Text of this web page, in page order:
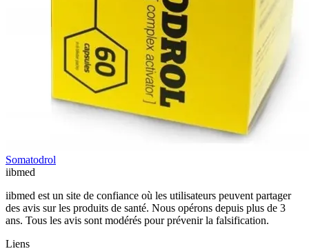
Somatodrol
iibmed
iibmed est un site de confiance où les utilisateurs peuvent partager
des avis sur les produits de santé. Nous opérons depuis plus de 3
ans. Tous les avis sont modérés pour prévenir la falsification.
Liens